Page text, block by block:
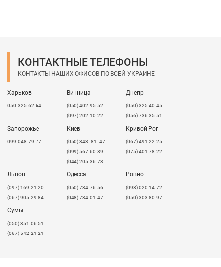
КОНТАКТНЫЕ ТЕЛЕФОНЫ
КОНТАКТЫ НАШИХ ОФИСОВ ПО ВСЕЙ УКРАИНЕ
Харьков
050-325-62-64
Винница
(050) 402-95-52
(097) 202-10-22
Днепр
(050) 325-40-45
(056) 736-35-51
Запорожье
099-048-79-77
Киев
(050) 343- 81- 47
(099) 567-60-89
(044) 205-36-73
Кривой Рог
(067) 491-22-25
(075) 401-78-22
Львов
​(097) 169-21-20
(067) 905-29-84
Одесса
(050) 734-76-56
(048) 734-01-47
Ровно
(098) 020-14-72
(050) 303-80-97
Сумы
(050) 351-06-51
(067) 542-21-21